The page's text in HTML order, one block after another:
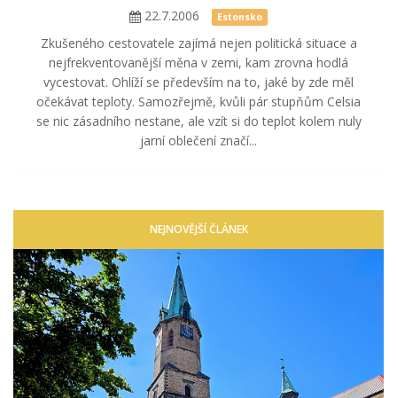
22.7.2006 Estonsko
Zkušeného cestovatele zajímá nejen politická situace a
nejfrekventovanější měna v zemi, kam zrovna hodlá
vycestovat. Ohlíží se především na to, jaké by zde měl
očekávat teploty. Samozřejmě, kvůli pár stupňům Celsia
se nic zásadního nestane, ale vzít si do teplot kolem nuly
jarní oblečení značí...
NEJNOVĚJŠÍ ČLÁNEK